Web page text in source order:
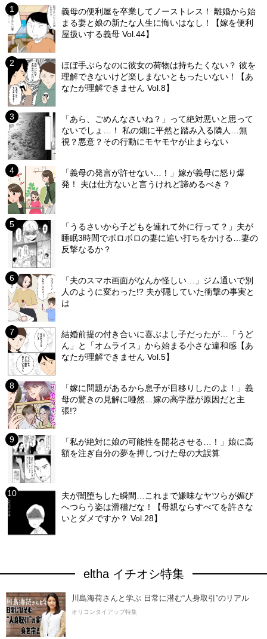
義母の便利屋を卒業してノーストレス！ 離婚から始
まる妻と娘の新たな人生に悔いはなし！【嫁を便利
屋扱いする義母 Vol.44】
ほぼ手ぶらなのに彼女の荷物は持ちたくない？ 彼を
理解できないけど楽しまないともったいない！【あ
なたが理解できません Vol.8】
「あら、ごめんなさいね？」って絶対悪いと思って
ないでしょ…！ 私の畑に平然と踏み入る隣人…無
視？悪意？その行動にモヤモヤが止まらない
「義母の発言が許せない…！」嫁が義母に怒り爆
発！ 夫は仕方ないと言うけれど諦めるべき？
「うるさいから子どもを連れて外に行って？」夫が
睡眠3時間でボロボロの妻に追い打ちをかける…妻の
反撃なるか？
「夫のスマホ画面がなんか怪しい…」ジム通いで別
人のように変わった!? 夫が隠していた衝撃の事実と
は
結婚前提の付き合いに喜ぶよし子だったが…「うど
ん」と「オムライス」から始まる小さな違和感【あ
なたが理解できません Vol.5】
「嫁に問題があるから息子が目移りしたのよ！」義
母の驚きの見解に唖然…嫁の高学歴が原因だと主
張!?
「私が絶対に娘の可能性を開花させる…！」娘に高
額を注ぎ自分の夢を押しつけた母の大誤算
夫が闇堕ちした瞬間…これまで嫌味なヤツらが媚び
へつらう姿は滑稽だな！【母親ならすべてを許さな
いとダメですか？ Vol.28】
eltha イチオシ特集
川島海荷さんと学ぶ 日常に潜む“人身取引”のリアル
オリコンタイアップ特集